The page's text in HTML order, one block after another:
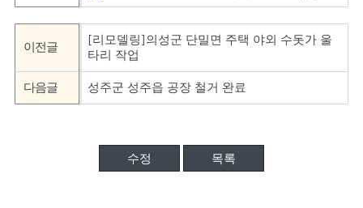
이전글
[리모델링]의성군 단밀면 주택 야외 수돗가 울
타리 작업
다음글 성주군 성주읍 공장 철거 완료
수정 목록